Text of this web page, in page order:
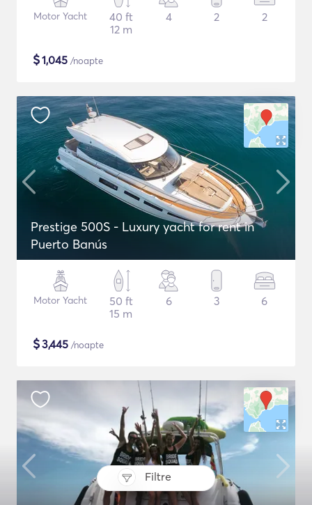
Filtre
Motor Yacht
40 ft
12 m
4 2 2
$1,045 /noapte
Prestige 500S - Luxury yacht for rent in
Puerto Banús
Motor Yacht
50 ft
15 m
6 3 6
$3,445 /noapte